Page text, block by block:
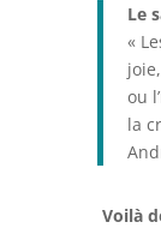
Le
«
ou
la
Voilà